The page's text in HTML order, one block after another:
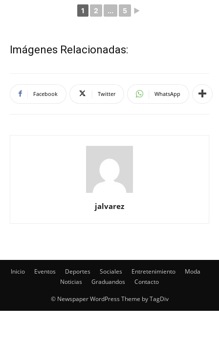
1 2 ... 5 ►
Imágenes Relacionadas:
Facebook Twitter WhatsApp
jalvarez
Inicio Eventos Deportes Sociales Entretenimiento
Moda
Noticias
Graduandos Contacto
© Newspaper WordPress Theme by TagDiv